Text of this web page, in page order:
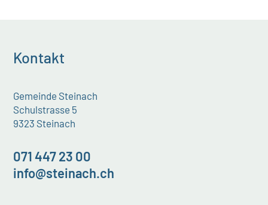
Kontakt
Gemeinde Steinach
Schulstrasse 5
9323 Steinach
071 447 23 00
info@steinach.ch